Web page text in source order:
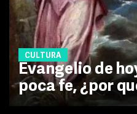
CULTURA
Evangelio de
poca fe, ¿por